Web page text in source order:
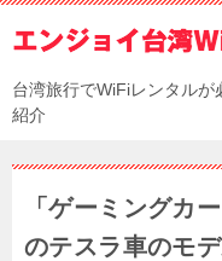
台湾旅行でWiFiレンタル
紹介
「ゲーミングカ
のテスラ車のモ